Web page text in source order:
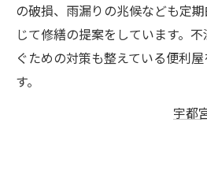
の破損、雨漏りの兆候なども定
じて修繕の提案をしています。
ぐための対策も整えている便利
す。
宇都